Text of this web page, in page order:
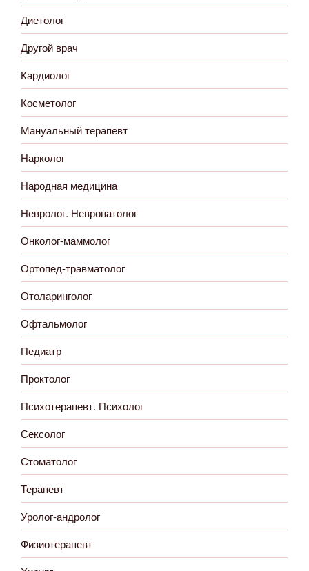
Диетолог
Другой врач
Кардиолог
Косметолог
Мануальный терапевт
Нарколог
Народная медицина
Невролог. Невропатолог
Онколог-маммолог
Ортопед-травматолог
Отоларинголог
Офтальмолог
Педиатр
Проктолог
Психотерапевт. Психолог
Сексолог
Стоматолог
Терапевт
Уролог-андролог
Физиотерапевт